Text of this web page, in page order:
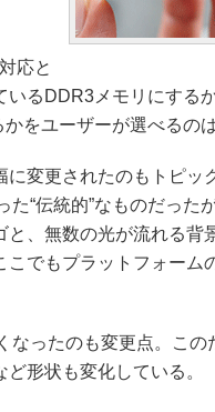
応と
いるDDR3メモリにする
をユーザーが選べるの
変更されたのもトピッ
“伝統的”なものだった
と、無数の光が流れる背
こでもプラットフォーム
ったのも変更点。この
形状も変化している。